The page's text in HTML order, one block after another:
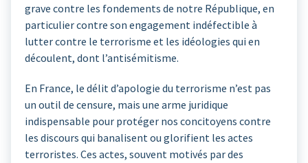
grave contre les fondements de notre République, en
particulier contre son engagement indéfectible à
lutter contre le terrorisme et les idéologies qui en
découlent, dont l’antisémitisme.
En France, le délit d’apologie du terrorisme n’est pas
un outil de censure, mais une arme juridique
indispensable pour protéger nos concitoyens contre
les discours qui banalisent ou glorifient les actes
terroristes. Ces actes, souvent motivés par des